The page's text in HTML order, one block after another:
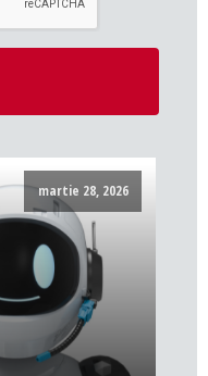
martie 28, 2026